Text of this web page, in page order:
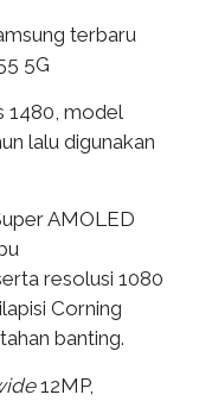
terbaru
5G
1480, model
lalu digunakan
AMOLED
resolusi 1080
Corning
banting.
12MP,